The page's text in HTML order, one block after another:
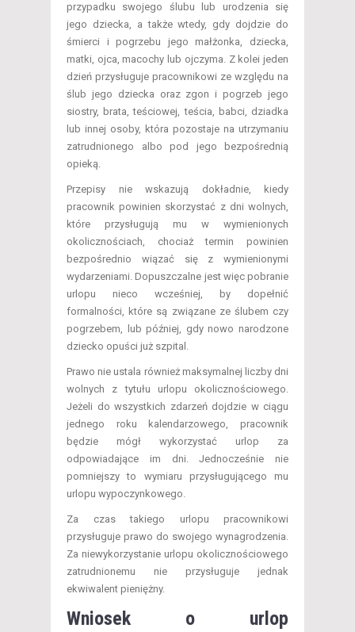
przypadku swojego ślubu lub urodzenia się
jego dziecka, a także wtedy, gdy dojdzie do
śmierci i pogrzebu jego małżonka, dziecka,
matki, ojca, macochy lub ojczyma. Z kolei jeden
dzień przysługuje pracownikowi ze względu na
ślub jego dziecka oraz zgon i pogrzeb jego
siostry, brata, teściowej, teścia, babci, dziadka
lub innej osoby, która pozostaje na utrzymaniu
zatrudnionego albo pod jego bezpośrednią
opieką.
Przepisy nie wskazują dokładnie, kiedy
pracownik powinien skorzystać z dni wolnych,
które przysługują mu w wymienionych
okolicznościach, chociaż termin powinien
bezpośrednio wiązać się z wymienionymi
wydarzeniami. Dopuszczalne jest więc pobranie
urlopu nieco wcześniej, by dopełnić
formalności, które są związane ze ślubem czy
pogrzebem, lub później, gdy nowo narodzone
dziecko opuści już szpital.
Prawo nie ustala również maksymalnej liczby dni
wolnych z tytułu urlopu okolicznościowego.
Jeżeli do wszystkich zdarzeń dojdzie w ciągu
jednego roku kalendarzowego, pracownik
będzie mógł wykorzystać urlop za
odpowiadające im dni. Jednocześnie nie
pomniejszy to wymiaru przysługującego mu
urlopu wypoczynkowego.
Za czas takiego urlopu pracownikowi
przysługuje prawo do swojego wynagrodzenia.
Za niewykorzystanie urlopu okolicznościowego
zatrudnionemu nie przysługuje jednak
ekwiwalent pieniężny.
Wniosek o urlop